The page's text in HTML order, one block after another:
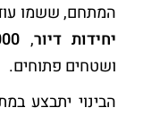
המתחם, ששמו
יחידות דיור,
ושטחים פתוחים.